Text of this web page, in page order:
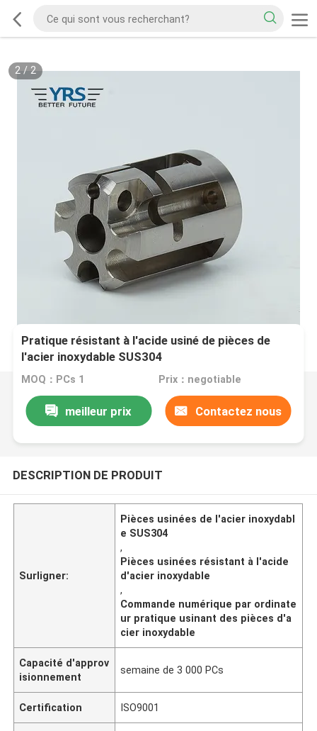
2/ 2
Pratique résistant à l'acide usiné de pièces de
l'acier inoxydable SUS304
MOQ：PCs 1 Prix：negotiable
meilleur prix Contactez nous
DESCRIPTION DE PRODUIT
Surligner:
Pièces usinées de l'acier inoxydabl
e SUS304
,
Pièces usinées résistant à l'acide
d'acier inoxydable
,
Commande numérique par ordinate
ur pratique usinant des pièces d'a
cier inoxydable
Capacité d'approv
isionnement
semaine de 3 000 PCs
Certification ISO9001